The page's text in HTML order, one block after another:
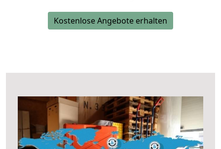
Kostenlose Angebote erhalten